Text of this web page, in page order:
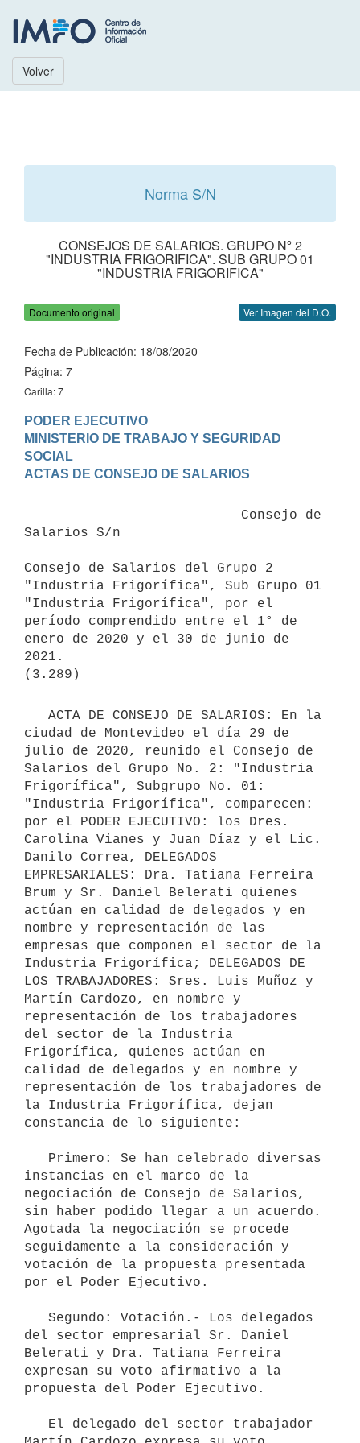
Volver
Norma S/N
CONSEJOS DE SALARIOS. GRUPO Nº 2
"INDUSTRIA FRIGORIFICA". SUB GRUPO 01
"INDUSTRIA FRIGORIFICA"
Documento original Ver Imagen del D.O.
Fecha de Publicación: 18/08/2020
Página: 7
Carilla: 7
PODER EJECUTIVO
MINISTERIO DE TRABAJO Y SEGURIDAD
SOCIAL
Salarios S/n
Consejo de Salarios del Grupo 2
"Industria Frigorífica", Sub Grupo 01
"Industria Frigorífica", por el
período comprendido entre el 1° de
enero de 2020 y el 30 de junio de
2021.
ciudad de Montevideo el día 29 de
julio de 2020, reunido el Consejo de
Salarios del Grupo No. 2: "Industria
Frigorífica", Subgrupo No. 01:
"Industria Frigorífica", comparecen:
por el PODER EJECUTIVO: los Dres.
Carolina Vianes y Juan Díaz y el Lic.
Danilo Correa, DELEGADOS
EMPRESARIALES: Dra. Tatiana Ferreira
Brum y Sr. Daniel Belerati quienes
actúan en calidad de delegados y en
nombre y representación de las
empresas que componen el sector de la
Industria Frigorífica; DELEGADOS DE
LOS TRABAJADORES: Sres. Luis Muñoz y
Martín Cardozo, en nombre y
representación de los trabajadores
del sector de la Industria
Frigorífica, quienes actúan en
calidad de delegados y en nombre y
representación de los trabajadores de
la Industria Frigorífica, dejan
constancia de lo siguiente:
instancias en el marco de la
negociación de Consejo de Salarios,
sin haber podido llegar a un acuerdo.
Agotada la negociación se procede
seguidamente a la consideración y
votación de la propuesta presentada
por el Poder Ejecutivo.
del sector empresarial Sr. Daniel
Belerati y Dra. Tatiana Ferreira
expresan su voto afirmativo a la
propuesta del Poder Ejecutivo.